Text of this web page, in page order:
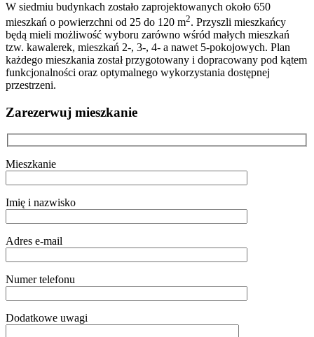
W siedmiu budynkach zostało zaprojektowanych około 650
mieszkań o powierzchni od 25 do 120 m2. Przyszli mieszkańcy
będą mieli możliwość wyboru zarówno wśród małych mieszkań
tzw. kawalerek, mieszkań 2-, 3-, 4- a nawet 5-pokojowych. Plan
każdego mieszkania został przygotowany i dopracowany pod kątem
funkcjonalności oraz optymalnego wykorzystania dostępnej
przestrzeni.
Zarezerwuj mieszkanie
Mieszkanie
Imię i nazwisko
Adres e-mail
Numer telefonu
Dodatkowe uwagi